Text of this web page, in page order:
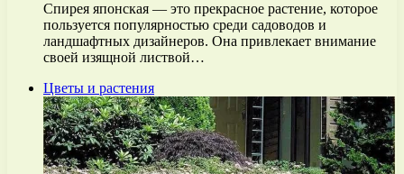
Спирея японская — это прекрасное растение, которое
пользуется популярностью среди садоводов и
ландшафтных дизайнеров. Она привлекает внимание
своей изящной листвой…
Цветы и растения